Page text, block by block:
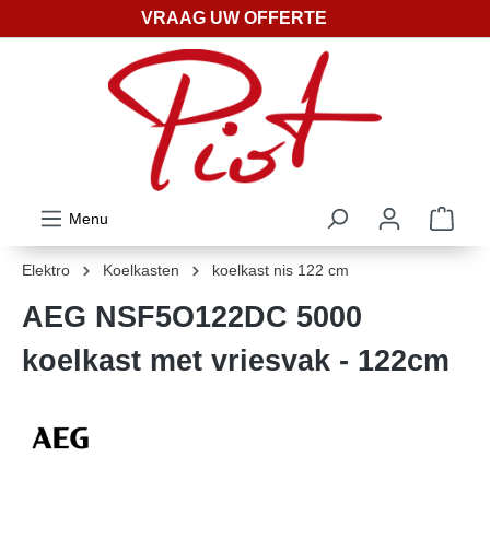
VRAAG UW OFFERTE
Menu
Elektro Koelkasten koelkast nis 122 cm
AEG NSF5O122DC 5000
koelkast met vriesvak - 122cm